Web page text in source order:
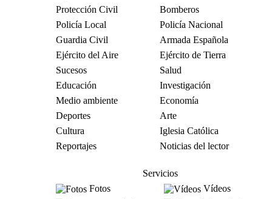
Protección Civil
Bomberos
Policía Local
Policía Nacional
Guardia Civil
Armada Española
Ejército del Aire
Ejército de Tierra
Sucesos
Salud
Educación
Investigación
Medio ambiente
Economía
Deportes
Arte
Cultura
Iglesia Católica
Reportajes
Noticias del lector
Servicios
Fotos
Vídeos